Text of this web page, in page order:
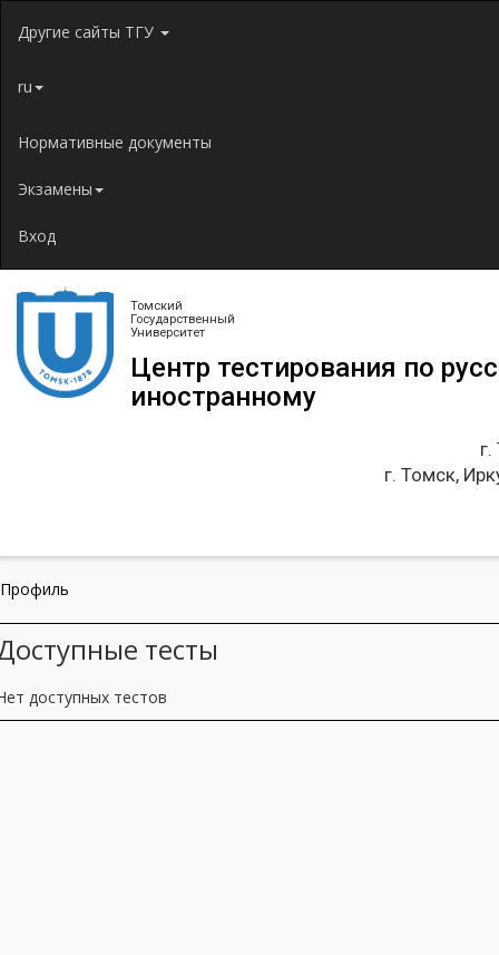
Другие сайты ТГУ
ru
Нормативные документы
Экзамены
Вход
Томский
Государственный
Университет
Центр тестирования по
иностранному
г. Томск,
Профиль
тесты
доступных тестов